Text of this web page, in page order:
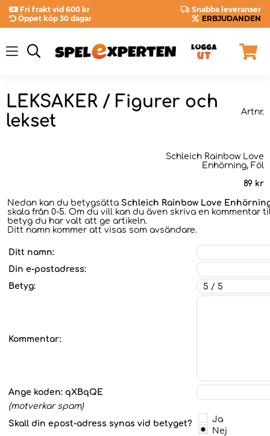
Fri frakt vid 600 kr
Snabba leveranser
Öppet köp 30 dagar
ERBJUDANDEN
LEKSAKER / Figurer och
lekset
Artnr.
Schleich Rainbow Love
Enhörning, Föl
89 kr
Nedan kan du betygsätta Schleich Rainbow Love
skala från 0-5. Om du vill kan du även skriva en kommentar
betyg du har valt att ge artikeln.
Ditt namn kommer att visas som avsändare.
Ditt namn:
Din e-postadress:
Betyg:
Kommentar:
Ange koden: qXBqQE
(motverkar spam)
Skall din epost-adress synas vid betyget?
Ja
Nej